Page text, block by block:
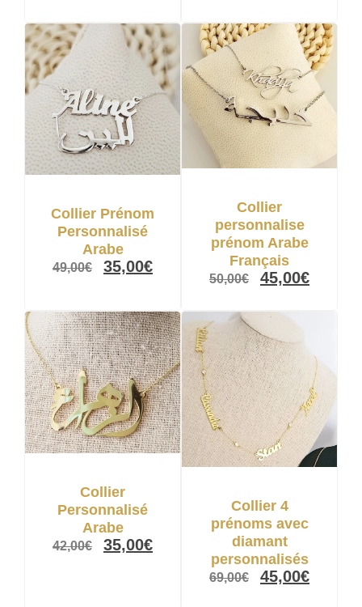
Collier Prénom
Personnalisé
Arabe
49,00€ 35,00€
Collier
personnalise
prénom Arabe
Français
50,00€ 45,00€
Collier
Personnalisé
Arabe
42,00€ 35,00€
Collier 4
prénoms avec
diamant
personnalisés
69,00€ 45,00€